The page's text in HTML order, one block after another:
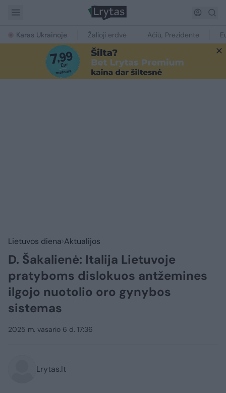
Karas Ukrainoje Žalioji erdvė Ačiū, Prezidente
Lietuvos diena Aktualijos
D. Šakalienė: Italija Lietuvoje
pratyboms dislokuos antžemines
ilgojo nuotolio oro gynybos
sistemas
2025 m. vasario 6 d. 17:36
Lrytas.lt